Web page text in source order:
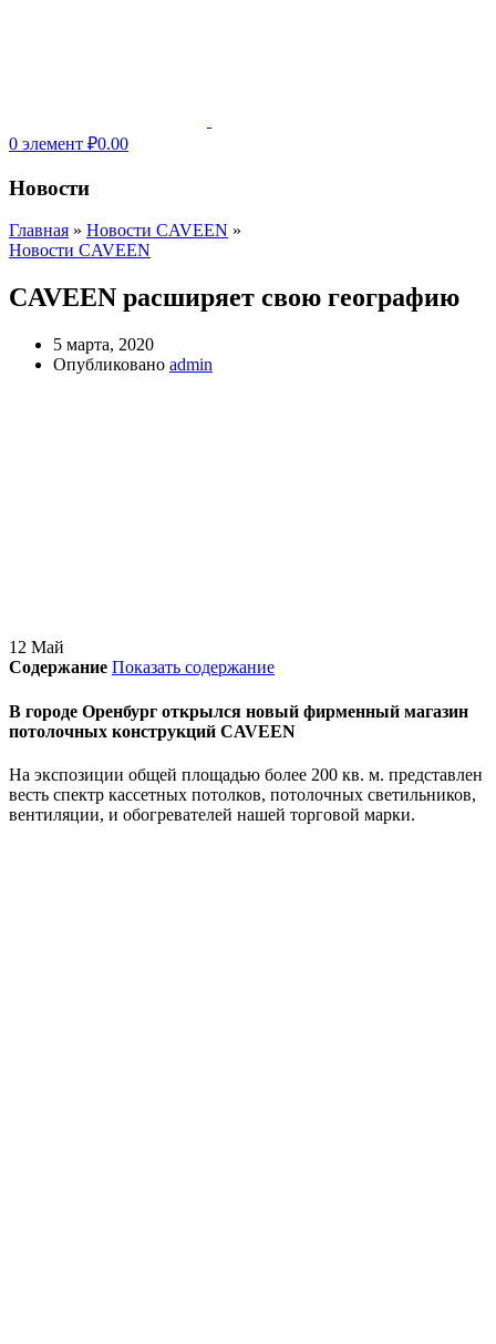
0 элемент ₽0.00
Новости
Главная » Новости CAVEEN »
Новости CAVEEN
CAVEEN расширяет свою географию
5 марта, 2020
Опубликовано admin
12 Май
Содержание Показать содержание
В городе Оренбург открылся новый фирменный магазин
потолочных конструкций CAVEEN
На экспозиции общей площадью более 200 кв. м. представлен
весть спектр кассетных потолков, потолочных светильников,
вентиляции, и обогревателей нашей торговой марки.